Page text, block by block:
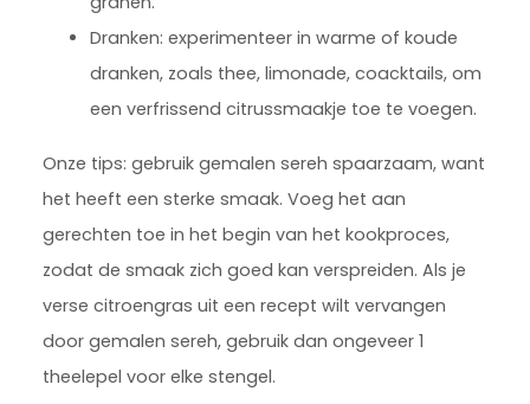
Dranken: experimenteer in warme of koude
dranken, zoals thee, limonade, coacktails, om
een verfrissend citrussmaakje toe te voegen.
Onze tips: gebruik gemalen sereh spaarzaam, want
het heeft een sterke smaak. Voeg het aan
gerechten toe in het begin van het kookproces,
zodat de smaak zich goed kan verspreiden. Als je
verse citroengras uit een recept wilt vervangen
door gemalen sereh, gebruik dan ongeveer 1
theelepel voor elke stengel.